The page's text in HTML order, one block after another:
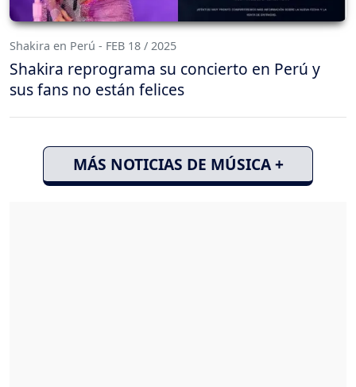
Shakira en Perú - FEB 18 / 2025
Shakira reprograma su concierto en Perú y
sus fans no están felices
MÁS NOTICIAS DE MÚSICA +